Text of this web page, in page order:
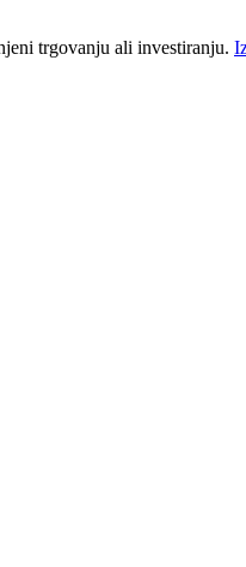
trgovanju ali investiranju.